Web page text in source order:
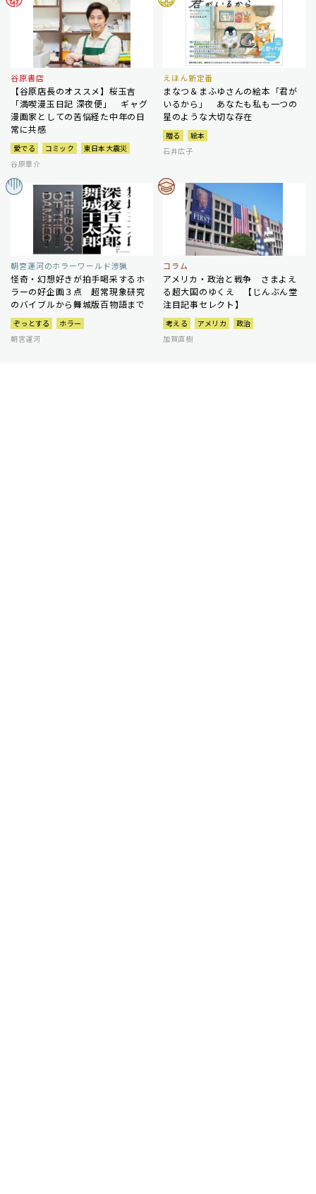
谷原書店
【谷原店長のオススメ】桜玉吉
「満喫漫玉日記 深夜便」 ギャグ
漫画家としての苦悩経た中年の日
常に共感
愛でる コミック
東日本大震災
谷原章介
えほん新定番
まなつ＆まふゆさんの絵本「君が
いるから」 あなたも私も一つの
星のような大切な存在
贈る
絵本
石井広子
朝宮運河のホラーワールド渉猟
怪奇・幻想好きが拍手喝采するホ
ラーの好企画３点 超常現象研究
のバイブルから舞城版百物語まで
ぞっとする
ホラー
朝宮運河
コラム
アメリカ・政治と戦争 さまよえ
る超大国のゆくえ 【じんぶん堂
注目記事セレクト】
考える アメリカ
政治
加賀直樹